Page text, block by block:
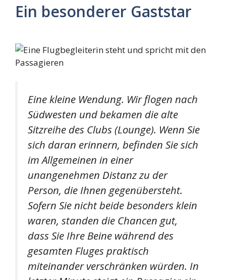
Ein besonderer Gaststar
Eine kleine Wendung. Wir flogen nach
Südwesten und bekamen die alte
Sitzreihe des Clubs (Lounge). Wenn Sie
sich daran erinnern, befinden Sie sich
im Allgemeinen in einer
unangenehmen Distanz zu der
Person, die Ihnen gegenübersteht.
Sofern Sie nicht beide besonders klein
waren, standen die Chancen gut,
dass Sie Ihre Beine während des
gesamten Fluges praktisch
miteinander verschränken würden. In